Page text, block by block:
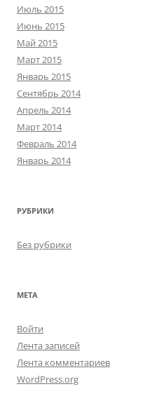
Июль 2015
Июнь 2015
Май 2015
Март 2015
Январь 2015
Сентябрь 2014
Апрель 2014
Март 2014
Февраль 2014
Январь 2014
РУБРИКИ
Без рубрики
МЕТА
Войти
Лента записей
Лента комментариев
WordPress.org